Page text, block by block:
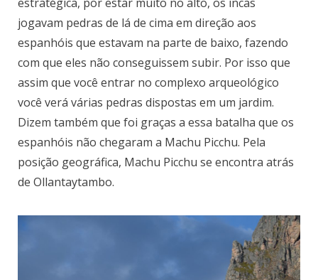
jogavam pedras de lá de cima em direção aos
espanhóis que estavam na parte de baixo, fazendo
com que eles não conseguissem subir. Por isso que
assim que você entrar no complexo arqueológico
você verá várias pedras dispostas em um jardim.
Dizem também que foi graças a essa batalha que os
espanhóis não chegaram a Machu Picchu. Pela
posição geográfica, Machu Picchu se encontra atrás
de Ollantaytambo.